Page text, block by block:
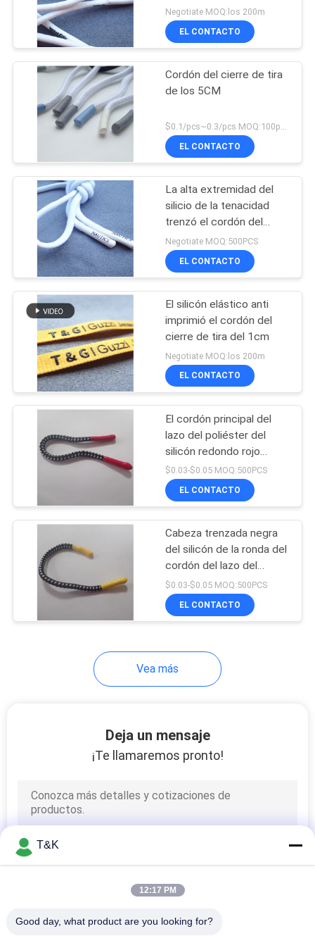
MAPA
DEL
SITIO
PRIVACY
POLICY
para la ropa de deportes
Negotiate MOQ:los 200m
EL CONTACTO
Cordón del cierre de tira
de los 5CM
EL CONTACTO
La alta extremidad del
silicio de la tenacidad
trenzó el cordón del
cierre de tira
Negotiate MOQ:500PCS
EL CONTACTO
El silicón elástico anti
imprimió el cordón del
cierre de tira del 1cm
Negotiate MOQ:los 200m
EL CONTACTO
El cordón principal del
lazo del poliéster del
silicón redondo rojo
trenzó 5mm-8m m
$0.03-$0.05 MOQ:500PCS
EL CONTACTO
Cabeza trenzada negra
del silicón de la ronda del
cordón del lazo del
poliéster
$0.03-$0.05 MOQ:500PCS
EL CONTACTO
Vea más
Deja un mensaje
¡Te llamaremos pronto!
T&K
12:17 PM
Good day, what product are you looking for?